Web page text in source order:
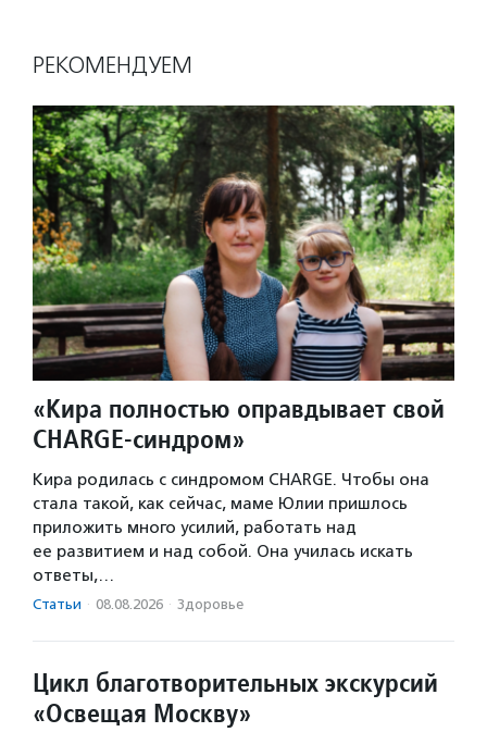
РЕКОМЕНДУЕМ
«Кира полностью оправдывает свой
CHARGE-синдром»
Кира родилась с синдромом CHARGE. Чтобы она
стала такой, как сейчас, маме Юлии пришлось
приложить много усилий, работать над
ее развитием и над собой. Она училась искать
ответы,…
Статьи · 08.08.2026 · Здоровье
Цикл благотворительных экскурсий
«Освещая Москву»